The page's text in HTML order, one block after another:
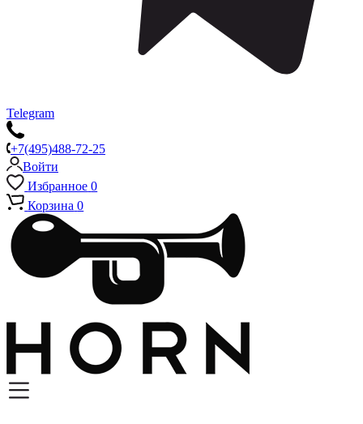
Telegram
+7(495)488-72-25
Войти
Избранное 0
Корзина 0